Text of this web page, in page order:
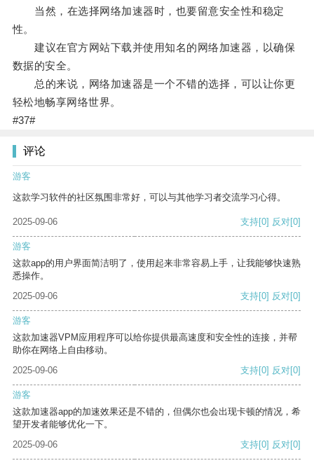
当然，在选择网络加速器时，也要留意安全性和稳定
性。
建议在官方网站下载并使用知名的网络加速器，以确保
数据的安全。
总的来说，网络加速器是一个不错的选择，可以让你更
轻松地畅享网络世界。
#37#
评论
游客
这款学习软件的社区氛围非常好，可以与其他学习者交流学习心得。
2025-09-06 支持[0] 反对[0]
游客
这款app的用户界面简洁明了，使用起来非常容易上手，让我能够快速熟
悉操作。
2025-09-06
支持[0] 反对[0]
游客
这款加速器VPM应用程序可以给你提供最高速度和安全性的连接，并帮
助你在网络上自由移动。
2025-09-06
支持[0] 反对[0]
游客
这款加速器app的加速效果还是不错的，但偶尔也会出现卡顿的情况，希
望开发者能够优化一下。
2025-09-06
支持[0] 反对[0]